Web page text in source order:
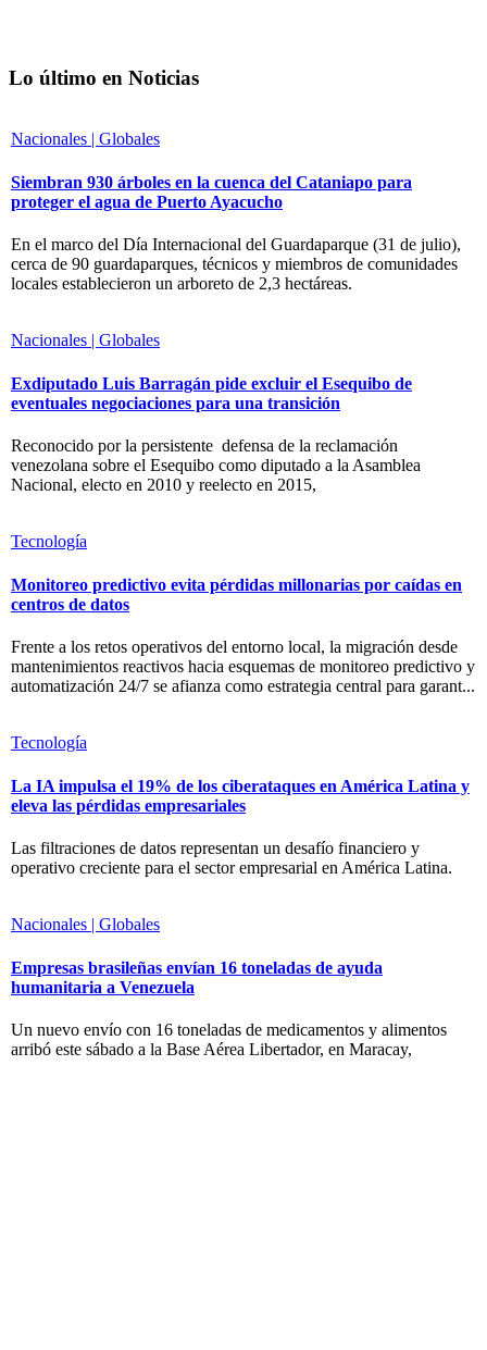
Lo último en Noticias
Nacionales | Globales
Siembran 930 árboles en la cuenca del Cataniapo para
proteger el agua de Puerto Ayacucho
En el marco del Día Internacional del Guardaparque (31 de julio),
cerca de 90 guardaparques, técnicos y miembros de comunidades
locales establecieron un arboreto de 2,3 hectáreas.
Nacionales | Globales
Exdiputado Luis Barragán pide excluir el Esequibo de
eventuales negociaciones para una transición
Reconocido por la persistente defensa de la reclamación
venezolana sobre el Esequibo como diputado a la Asamblea
Nacional, electo en 2010 y reelecto en 2015,
Tecnología
Monitoreo predictivo evita pérdidas millonarias por caídas en
centros de datos
Frente a los retos operativos del entorno local, la migración desde
mantenimientos reactivos hacia esquemas de monitoreo predictivo y
automatización 24/7 se afianza como estrategia central para garant...
Tecnología
La IA impulsa el 19% de los ciberataques en América Latina y
eleva las pérdidas empresariales
Las filtraciones de datos representan un desafío financiero y
operativo creciente para el sector empresarial en América Latina.
Nacionales | Globales
Empresas brasileñas envían 16 toneladas de ayuda
humanitaria a Venezuela
Un nuevo envío con 16 toneladas de medicamentos y alimentos
arribó este sábado a la Base Aérea Libertador, en Maracay,